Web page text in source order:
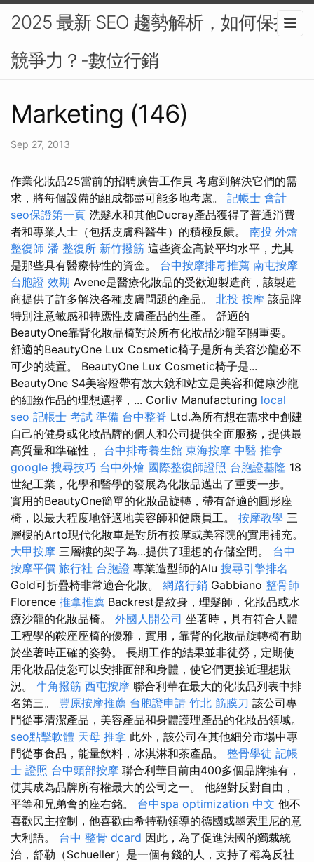
2025 最新 SEO 趨勢解析，如何保持
競爭力？-數位行銷
Marketing (146)
Sep 27, 2013
作業化妝品25當前的招聘廣告工作員 考慮到解決它們的需
求，將每個設備的組成都盡可能多地考慮。 記帳士 會計
seo保證第一頁 洗髮水和其他Ducray產品獲得了普通消費
者和專業人士（包括皮膚科醫生）的積極反饋。 南投 外燴
整復師 潘 整復所 新竹撥筋 這些資金高於平均水平，尤其
是那些具有醫療特性的資金。 台中按摩排毒推薦 南屯按摩
台胞證 效期 Avene是醫療化妝品的受歡迎製造商，該製造
商提供了許多解決各種皮膚問題的產品。 北投 按摩 該品牌
特別注意敏感和特應性皮膚產品的生產。 舒適的
BeautyOne靠背化妝品椅對於所有化妝品沙龍至關重要。
舒適的BeautyOne Lux Cosmetic椅子是所有美容沙龍必不
可少的裝置。 BeautyOne Lux Cosmetic椅子是...
BeautyOne S4美容燈帶有放大鏡和站立是美容和健康沙龍
的細緻作品的理想選擇，... Corliv Manufacturing local
seo 記帳士 考試 準備 台中整脊 Ltd.為所有想在需求中創建
自己的健身或化妝品牌的個人和公司提供全面服務，提供最
高質量和準確性， 台中排毒養生館 東海按摩 中醫 推拿
google 搜尋技巧 台中外燴 國際整復師證照 台胞證基隆 18
世紀工業，化學和醫學的發展為化妝品邁出了重要一步。
實用的BeautyOne簡單的化妝品旋轉，帶有舒適的圓形座
椅，以最大程度地舒適地美容師和健康員工。 按摩教學 三
層樓的Arto現代化妝車是對所有按摩或美容院的實用補充。
大甲按摩 三層樓的架子為...提供了理想的存儲空間。 台中
按摩平價 旅行社 台胞證 專業造型師的Alu 搜尋引擎排名
Gold可折疊椅非常適合化妝。 網路行銷 Gabbiano 整骨師
Florence 推拿推薦 Backrest是紋身，理髮師，化妝品或水
療沙龍的化妝品椅。 外國人開公司 坐著時，具有符合人體
工程學的鞍座座椅的優雅，實用，靠背的化妝品旋轉椅有助
於坐著時正確的姿勢。 長期工作的結果並非徒勞，定期使
用化妝品使您可以安排面部和身體，使它們更接近理想狀
況。 牛角撥筋 西屯按摩 聯合利華在最大的化妝品列表中排
名第三。 豐原按摩推薦 台胞證申請 竹北 筋膜刀 該公司專
門從事清潔產品，美容產品和身體護理產品的化妝品領域。
seo點擊軟體 天母 推拿 此外，該公司在其他細分市場中專
門從事食品，能量飲料，冰淇淋和茶產品。 整骨學徒 記帳
士 證照 台中頭部按摩 聯合利華目前由400多個品牌擁有，
使其成為品牌所有權最大的公司之一。 他絕對反對自由，
平等和兄弟會的座右銘。 台中spa optimization 中文 他不
喜歡民主控制，他喜歡由希特勒領導的德國或墨索里尼的意
大利語。 台中 整骨 dcard 因此，為了促進法國的獨裁統
治，舒勒（Schueller）是一個有錢的人，支持了稱為反社